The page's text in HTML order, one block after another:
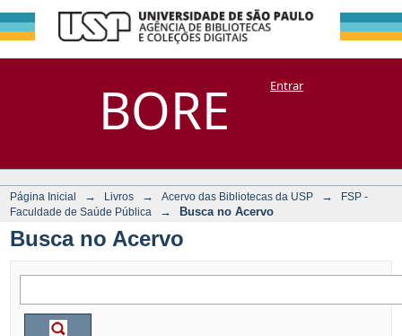
BORE
Busca no Acervo
DSpace/Manakin + CoriscoEntrar
Página Inicial → Livros → Acervo das Bibliotecas da USP →
FSP -
Faculdade de Saúde Pública
→ Busca no Acervo
Busca no Acervo